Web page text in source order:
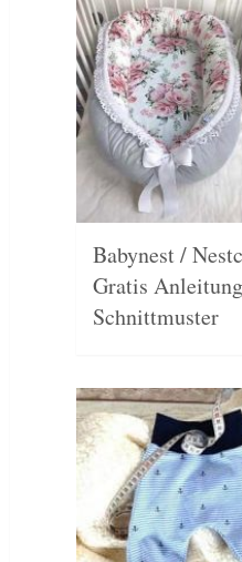
Babynest /
Gratis
Schnittmuster